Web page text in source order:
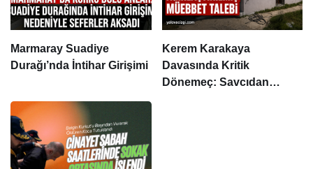
Marmaray Suadiye
Durağı’nda İntihar Girişimi
Kerem Karakaya
Davasında Kritik
Dönemeç: Savcıdan